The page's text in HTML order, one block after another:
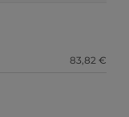
83,82 €